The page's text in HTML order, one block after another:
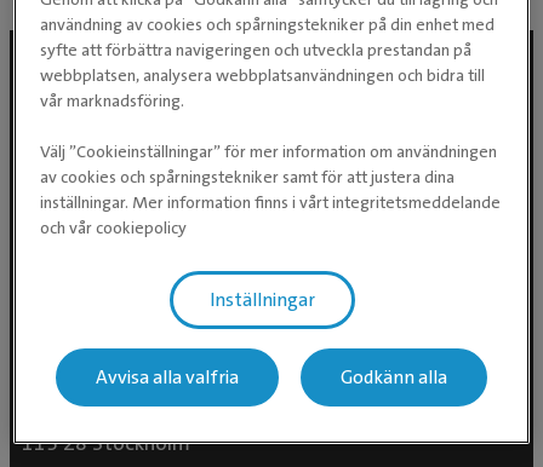
Följ oss i sociala medier
Evidensia Djursjukvård AB
Östhammarsgatan 74
115 28 Stockholm
användning av cookies och spårningstekniker på din enhet med
syfte att förbättra navigeringen och utveckla prestandan på
webbplatsen, analysera webbplatsanvändningen och bidra till
vår marknadsföring.
Välj ”Cookieinställningar” för mer information om användningen
av cookies och spårningstekniker samt för att justera dina
inställningar. Mer information finns i vårt integritetsmeddelande
och vår cookiepolicy
Inställningar
Avvisa alla valfria Godkänn alla